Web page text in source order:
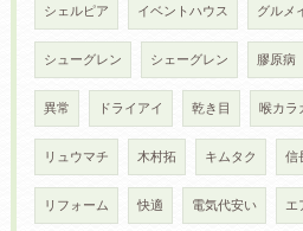
シェルピア イベントハウス グルメ
シューグレン シェーグレン 膠原病
異常 ドライアイ 乾き目 喉カラ
リュウマチ 木村拓 キムタク 信
リフォーム 快適 電気代安い エ